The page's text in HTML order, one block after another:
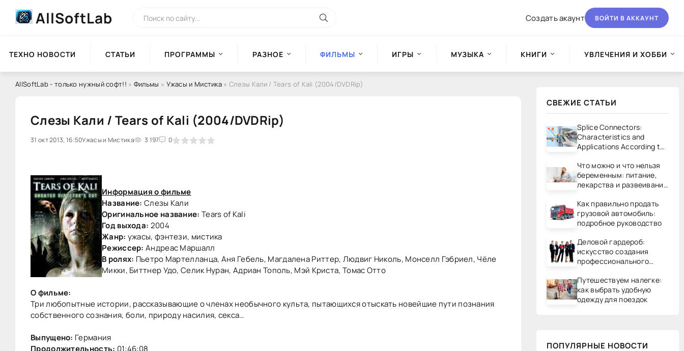
AllSoftLab Создать акаунт ВОЙТИ В АККАУНТ
ТЕХНО НОВОСТИ СТАТЬИ ПРОГРАММЫ РАЗНОЕ ФИЛЬМЫ ИГРЫ МУЗЫКА КНИГИ УВЛЕЧЕНИЯ И ХОББИ
AllSoftLab - только нужный софт!! » Фильмы » Ужасы и Мистика » Слезы Кали / Tears of Kali (2004/DVDRip)
Слезы Кали / Tears of Kali (2004/DVDRip)
31 окт 2013, 16:50Ужасы и Мистика 3 197 0
0 1 2 3 4 5
Информация о фильме
Название: Слезы Кали
Оригинальное название: Tears of Kali
Год выхода: 2004
Жанр: ужасы, фэнтези, мистика
Режиссер: Андреас Маршалл
В ролях: Пьетро Мартелланца, Аня Гебель, Магдалена Риттер, Людвиг Николь, Монселл Гэбриел, Чёле
Микки, Биттнер Удо, Селик Нуран, Адриан Тополь, Мэй Криста, Томас Отто
О фильме:
Три любопытные истории, рассказывающие о членах необычного культа, пытающихся отыскать новейшие пути познания
собственного сознания, боли, природу насилия, секса…
Выпущено: Германия
Продолжительность: 01:46:08
СВЕЖИЕ СТАТЬИ
Splice Connectors:
Characteristics and
Applications According to
Что можно и что нельзя
беременным: питание,
лекарства и развеивание
Как правильно продать
грузовой автомобиль:
подробное руководство
Деловой гардероб:
искусство создания
профессионального
Путешествуем налегке:
как выбрать удобную
одежду для поездок
ПОПУЛЯРНЫЕ НОВОСТИ